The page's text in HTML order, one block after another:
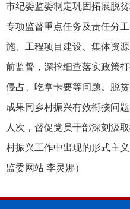
市纪委监委制定巩固拓展脱
专项监督重点任务及责任分
施、工程项目建设、集体资
前监督，深挖细查落实政策
侵占、吃拿卡要等问题。脱
成果同乡村振兴有效衔接问
人次，督促党员干部深刻汲
村振兴工作中出现的形式主
监委网站 李灵娜）